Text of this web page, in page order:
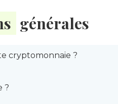
générales
cryptomonnaie ?
?